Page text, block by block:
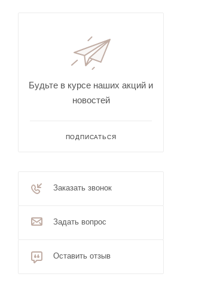
Будьте в курсе наших акций и
новостей
ПОДПИСАТЬСЯ
Заказать звонок
Задать вопрос
Оставить отзыв